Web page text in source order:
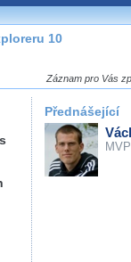
sledovat
HTML 5nebo
toho, jaké
který přehrávač
v nejvyšší
i v místech,
přehrávač
vybraných
10
Záznam pro Vás
Přednášející
MVP